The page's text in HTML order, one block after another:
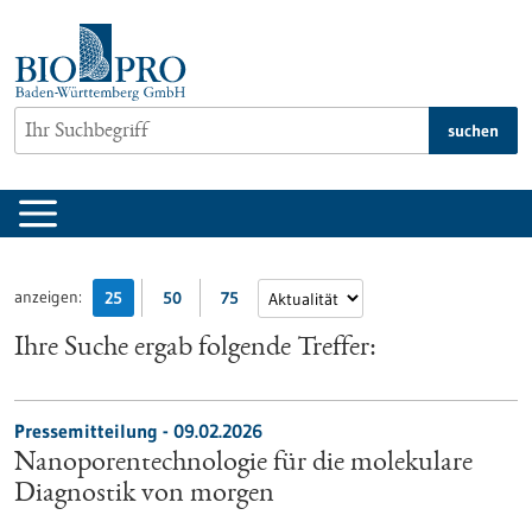
springen
suchen
anzeigen: 25 50 75
Ihre Suche ergab folgende Treffer:
Pressemitteilung - 09.02.2026
Nanoporentechnologie für die molekulare
Diagnostik von morgen